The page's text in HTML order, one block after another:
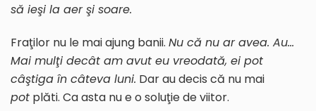
să ieşi la aer şi soare.
Fraţilor nu le mai ajung banii. Nu că nu ar avea. Au…
Mai mulţi decât am avut eu vreodată, ei pot
câştiga în câteva luni. Dar au decis că nu mai
pot plăti. Ca asta nu e o soluţie de viitor.